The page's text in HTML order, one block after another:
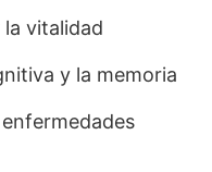
vitalidad
y la memoria